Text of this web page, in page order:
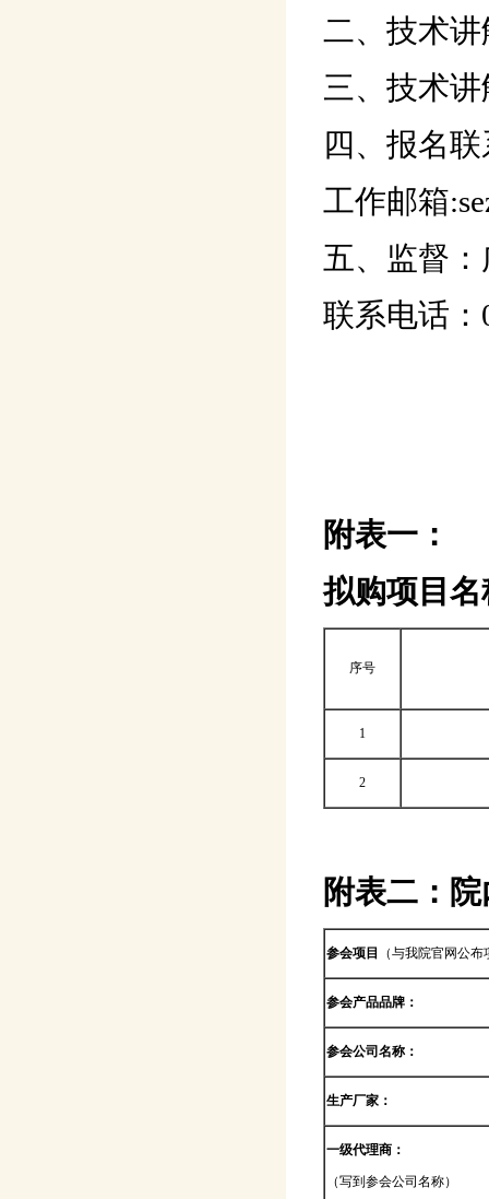
二、技术讲
三、技术
四、报名
工作邮箱
五、监督
联系电话：
附表一：
拟购项目
序号
1
2
附表二：
参会项目 （与我院官网公
参会产品品牌：
参会公司名称：
生产厂家：
一级代理商：
（写到参会公司名称）